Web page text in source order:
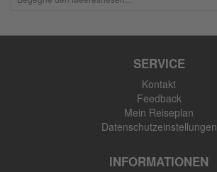
SERVICE
Kontakt
Feedback
Mein Reiseplan
Datenschutzeinstellungen
INFORMATIONEN